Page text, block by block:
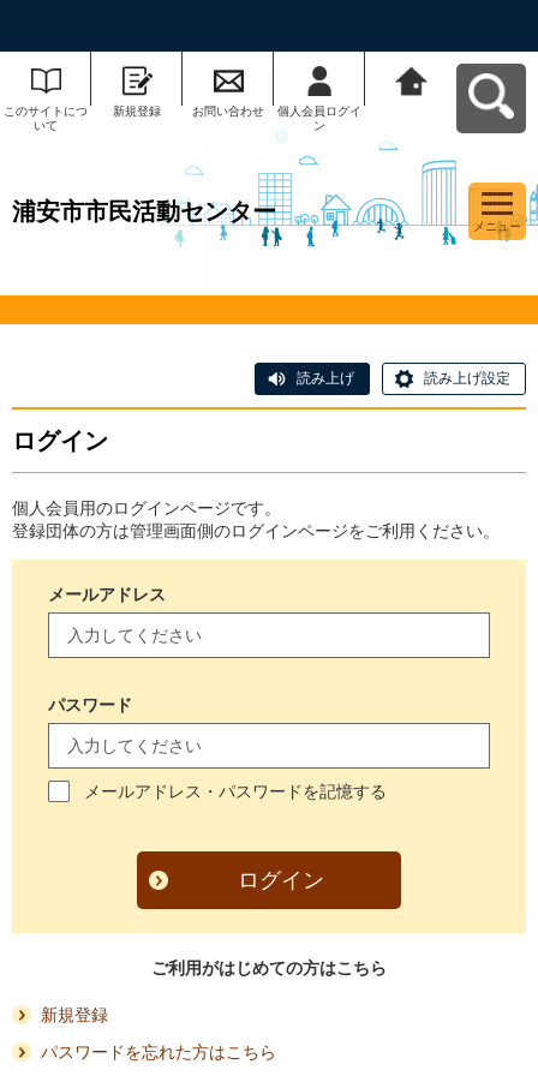
このサイトにつ
いて
新規登録 お問い合わせ
個人会員ログイ
ン
浦安市市民活動センター
メニュー
読み上げ 読み上げ設定
ログイン
個人会員用のログインページです。
登録団体の方は管理画面側のログインページをご利用ください。
メールアドレス
パスワード
メールアドレス・パスワードを記憶する
ログイン
ご利用がはじめての方はこちら
新規登録
パスワードを忘れた方はこちら